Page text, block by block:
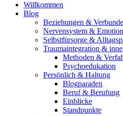
Willkommen
Blog
Beziehungen &
Nervensystem &
Selbstfürsorge &
Traumaintegration &
Methoden &
Psychoedukation
Persönlich & Haltung
Blogparaden
Beruf & Berufung
Einblicke
Standpunkte